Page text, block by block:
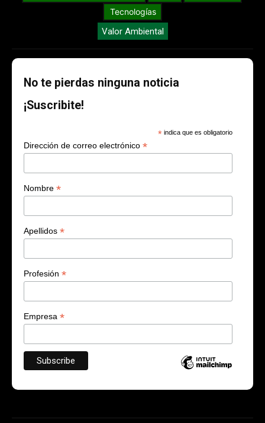
Tecnologías
Valor Ambiental
No te pierdas ninguna noticia
¡Suscribite!
* indica que es obligatorio
Dirección de correo electrónico *
Nombre *
Apellidos *
Profesión *
Empresa *